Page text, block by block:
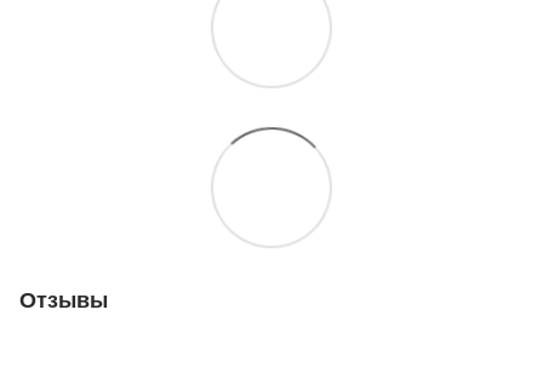
Отзывы